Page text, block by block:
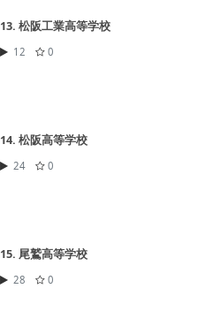
13. 松阪工業高等学校
12 0
14. 松阪高等学校
24 0
15. 尾鷲高等学校
28 0